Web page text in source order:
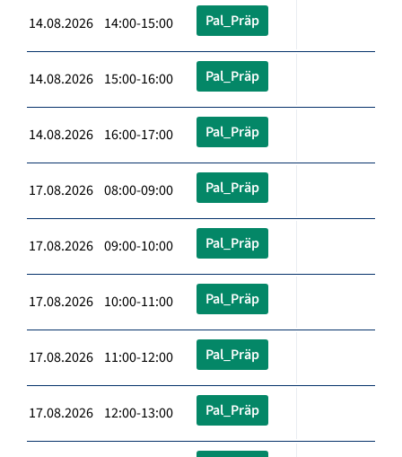
14.08.2026 14:00-15:00 Pal_Präp
14.08.2026 15:00-16:00 Pal_Präp
14.08.2026 16:00-17:00 Pal_Präp
17.08.2026 08:00-09:00 Pal_Präp
17.08.2026 09:00-10:00 Pal_Präp
17.08.2026 10:00-11:00 Pal_Präp
17.08.2026 11:00-12:00 Pal_Präp
17.08.2026 12:00-13:00 Pal_Präp